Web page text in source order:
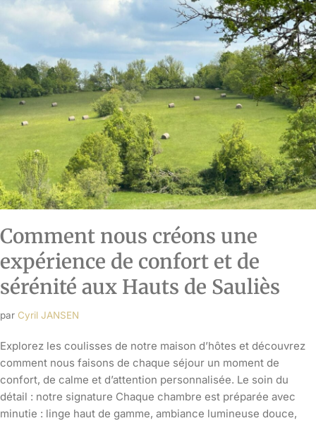
Comment nous créons une
expérience de confort et de
sérénité aux Hauts de Sauliès
par Cyril JANSEN
Explorez les coulisses de notre maison d’hôtes et découvrez
comment nous faisons de chaque séjour un moment de
confort, de calme et d’attention personnalisée. Le soin du
détail : notre signature Chaque chambre est préparée avec
minutie : linge haut de gamme, ambiance lumineuse douce,